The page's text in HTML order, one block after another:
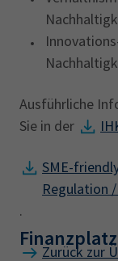
Ausführliche
Sie in der
SME-
Regulation
.
Zurück zur